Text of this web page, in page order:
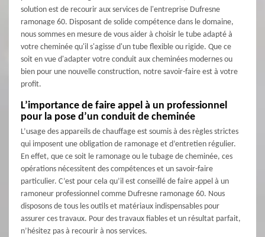
solution est de recourir aux services de l'entreprise Dufresne
ramonage 60. Disposant de solide compétence dans le domaine,
nous sommes en mesure de vous aider à choisir le tube adapté à
votre cheminée qu'il s'agisse d'un tube flexible ou rigide. Que ce
soit en vue d'adapter votre conduit aux cheminées modernes ou
bien pour une nouvelle construction, notre savoir-faire est à votre
profit.
L’importance de faire appel à un professionnel
pour la pose d’un conduit de cheminée
L’usage des appareils de chauffage est soumis à des règles strictes
qui imposent une obligation de ramonage et d’entretien régulier.
En effet, que ce soit le ramonage ou le tubage de cheminée, ces
opérations nécessitent des compétences et un savoir-faire
particulier. C’est pour cela qu’il est conseillé de faire appel à un
ramoneur professionnel comme Dufresne ramonage 60. Nous
disposons de tous les outils et matériaux indispensables pour
assurer ces travaux. Pour des travaux fiables et un résultat parfait,
n’hésitez pas à recourir à nos services.